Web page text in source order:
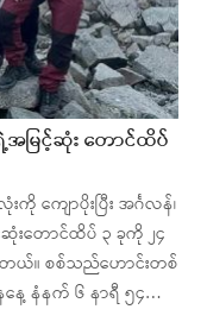
အမြင့်ဆုံး တောင်ထိပ်
ကျောပိုးပြီး အင်္ဂလန်၊
းတောင်ထိပ် ၃ ခုကို ၂၄
တယ်။ စစ်သည်ဟောင်းတစ်
ေ့ နံနက် ၆ နာရီ ၅၄…